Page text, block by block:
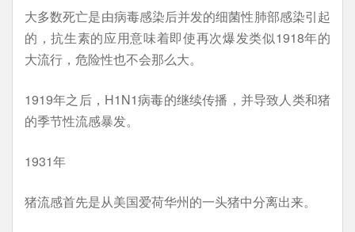
大多数死亡是由病毒感染后并发的细菌性肺部感染引起
的，抗生素的应用意味着即使再次爆发类似1918年的
大流行，危险性也不会那么大。
1919年之后，H1N1病毒的继续传播，并导致人类和猪
的季节性流感暴发。
1931年
猪流感首先是从美国爱荷华州的一头猪中分离出来。